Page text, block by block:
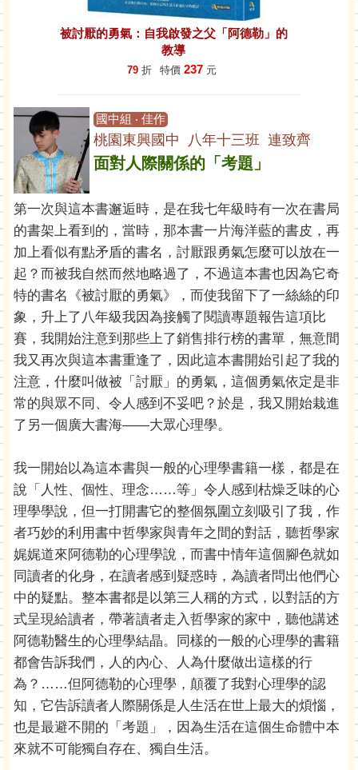
被討厭的勇氣：自我啟發之父「阿德勒」的
教導
79 折 特價 237 元
國中組 ‧ 佳作
桃園東興國中 八年十三班 連致齊
面對人際關係的「考題」
第一次與這本書邂逅時，是在我七年級時有一次在書局
的書架上看到的，當時，那本書一片海洋藍的書皮，再
加上看似有點矛盾的書名，討厭跟勇氣怎麼可以放在一
起？而被我自然而然地略過了，不過這本書也因為它奇
特的書名《被討厭的勇氣》，而使我留下了一絲絲的印
象，升上了八年級我因為接觸了閱讀專題報告這項比
賽，我開始注意到那些上了銷售排行榜的書單，無意間
我又再次與這本書重逢了，因此這本書開始引起了我的
注意，什麼叫做被「討厭」的勇氣，這個勇氣依定是非
常的與眾不同、令人感到不妥吧？於是，我又開始栽進
了另一個廣大書海——大眾心理學。
我一開始以為這本書與一般的心理學書籍一樣，都是在
說「人性、個性、理念……等」令人感到枯燥乏味的心
理學學說，但一打開書它的整個氛圍立刻吸引了我，作
者巧妙的利用書中哲學家與青年之間的對話，聽哲學家
娓娓道來阿德勒的心理學說，而書中情年這個腳色就如
同讀者的化身，在讀者感到疑惑時，為讀者問出他們心
中的疑點。整本書都是以第三人稱的方式，以對話的方
式呈現給讀者，帶著讀者走入哲學家的家中，聽他講述
阿德勒醫生的心理學結晶。同樣的一般的心理學的書籍
都會告訴我們，人的內心、人為什麼做出這樣的行
為？……但阿德勒的心理學，顛覆了我對心理學的認
知，它告訴讀者人際關係是人生活在世上最大的煩惱，
也是最避不開的「考題」，因為生活在這個生命體中本
來就不可能獨自存在、獨自生活。